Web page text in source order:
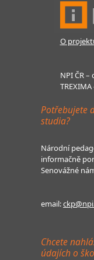
O
NPI ČR –
Potřebujete
studia?
Národní
informačně
Senovážné
email:
Chcete
údajích o